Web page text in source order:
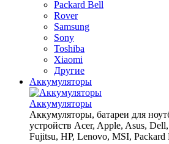
Packard Bell
Rover
Samsung
Sony
Toshiba
Xiaomi
Другие
Аккумуляторы
Аккумуляторы
Аккумуляторы, батареи для
устройств Acer, Apple, Asus,
Fujitsu, HP, Lenovo, MSI, Packard